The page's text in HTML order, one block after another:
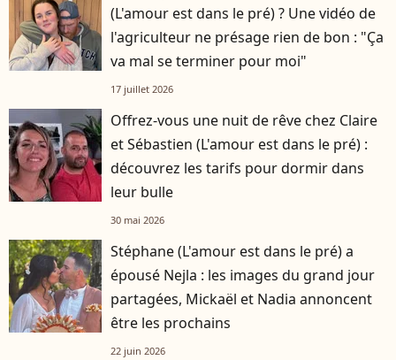
(L'amour est dans le pré) ? Une vidéo de
l'agriculteur ne présage rien de bon : "Ça
va mal se terminer pour moi"
17 juillet 2026
Offrez-vous une nuit de rêve chez Claire
et Sébastien (L'amour est dans le pré) :
découvrez les tarifs pour dormir dans
leur bulle
30 mai 2026
Stéphane (L'amour est dans le pré) a
épousé Nejla : les images du grand jour
partagées, Mickaël et Nadia annoncent
être les prochains
22 juin 2026